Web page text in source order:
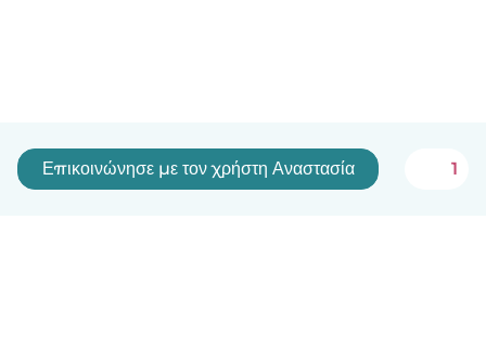
Επικοινώνησε με τον χρήστη Αναστασία 1